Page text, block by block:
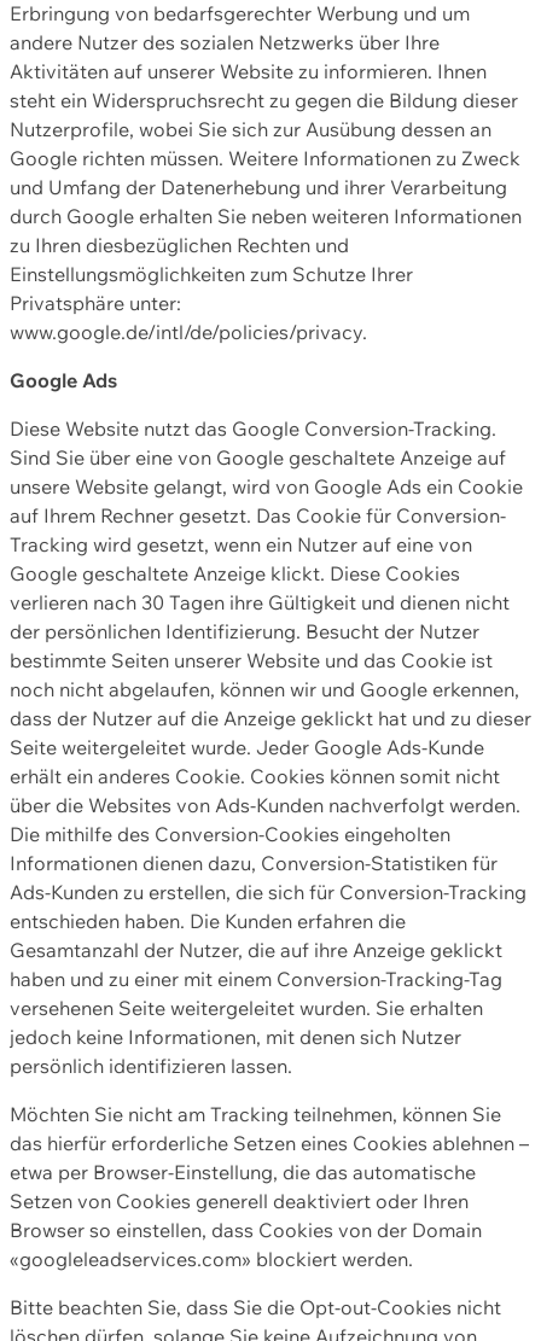
Erbringung von bedarfsgerechter Werbung und um
andere Nutzer des sozialen Netzwerks über Ihre
Aktivitäten auf unserer Website zu informieren. Ihnen
steht ein Widerspruchsrecht zu gegen die Bildung dieser
Nutzerprofile, wobei Sie sich zur Ausübung dessen an
Google richten müssen. Weitere Informationen zu Zweck
und Umfang der Datenerhebung und ihrer Verarbeitung
durch Google erhalten Sie neben weiteren Informationen
zu Ihren diesbezüglichen Rechten und
Einstellungsmöglichkeiten zum Schutze Ihrer
Privatsphäre unter:
www.google.de/intl/de/policies/privacy.
Google Ads
Diese Website nutzt das Google Conversion-Tracking.
Sind Sie über eine von Google geschaltete Anzeige auf
unsere Website gelangt, wird von Google Ads ein Cookie
auf Ihrem Rechner gesetzt. Das Cookie für Conversion-
Tracking wird gesetzt, wenn ein Nutzer auf eine von
Google geschaltete Anzeige klickt. Diese Cookies
verlieren nach 30 Tagen ihre Gültigkeit und dienen nicht
der persönlichen Identifizierung. Besucht der Nutzer
bestimmte Seiten unserer Website und das Cookie ist
noch nicht abgelaufen, können wir und Google erkennen,
dass der Nutzer auf die Anzeige geklickt hat und zu dieser
Seite weitergeleitet wurde. Jeder Google Ads-Kunde
erhält ein anderes Cookie. Cookies können somit nicht
über die Websites von Ads-Kunden nachverfolgt werden.
Die mithilfe des Conversion-Cookies eingeholten
Informationen dienen dazu, Conversion-Statistiken für
Ads-Kunden zu erstellen, die sich für Conversion-Tracking
entschieden haben. Die Kunden erfahren die
Gesamtanzahl der Nutzer, die auf ihre Anzeige geklickt
haben und zu einer mit einem Conversion-Tracking-Tag
versehenen Seite weitergeleitet wurden. Sie erhalten
jedoch keine Informationen, mit denen sich Nutzer
persönlich identifizieren lassen.
Möchten Sie nicht am Tracking teilnehmen, können Sie
das hierfür erforderliche Setzen eines Cookies ablehnen –
etwa per Browser-Einstellung, die das automatische
Setzen von Cookies generell deaktiviert oder Ihren
Browser so einstellen, dass Cookies von der Domain
«googleleadservices.com» blockiert werden.
Bitte beachten Sie, dass Sie die Opt-out-Cookies nicht